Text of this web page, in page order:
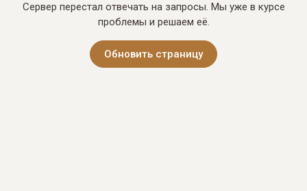
Сервер перестал отвечать на запросы. Мы уже в курсе
проблемы и решаем её.
Обновить страницу